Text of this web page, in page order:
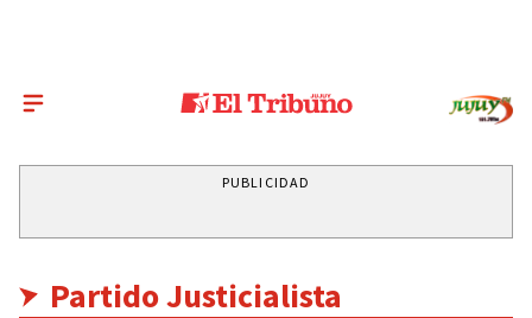
PUBLICIDAD
Partido Justicialista